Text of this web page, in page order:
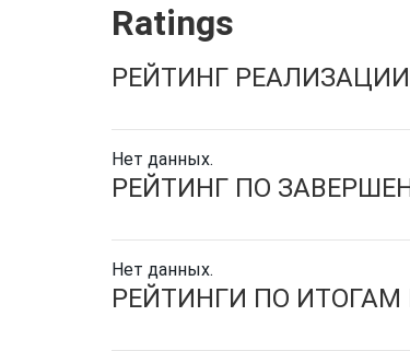
Ratings
РЕЙТИНГ РЕАЛИЗАЦИИ
Нет данных.
РЕЙТИНГ ПО
Нет данных.
РЕЙТИНГИ ПО